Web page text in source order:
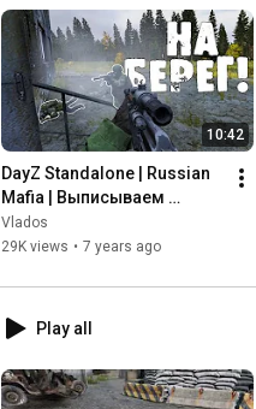
10:42
DayZ Standalone | Russian
Mafia | Выписываем
путёвки
Vlados
29K views • 7 years ago
Play all